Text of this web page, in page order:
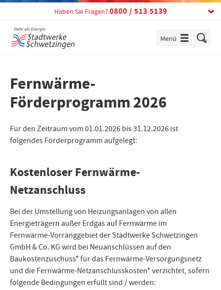
Menü
einblenden
Haben Sie Fragen?Telefon:
0800 / 513 5139
Fernwärme-
Förderprogramm 2026
Für den Zeitraum vom 01.01.2026 bis 31.12.2026 ist
folgendes Förderprogramm aufgelegt:
Kostenloser Fernwärme-
Netzanschluss
Bei der Umstellung von Heizungsanlagen von allen
Energieträgern außer Erdgas auf Fernwärme im
Fernwärme-Vorranggebiet der Stadtwerke Schwetzingen
GmbH & Co. KG wird bei Neuanschlüssen auf den
Baukostenzuschuss* für das Fernwärme-Versorgungsnetz
und die Fernwärme-Netzanschlusskosten* verzichtet, sofern
folgende Bedingungen erfüllt sind / werden: